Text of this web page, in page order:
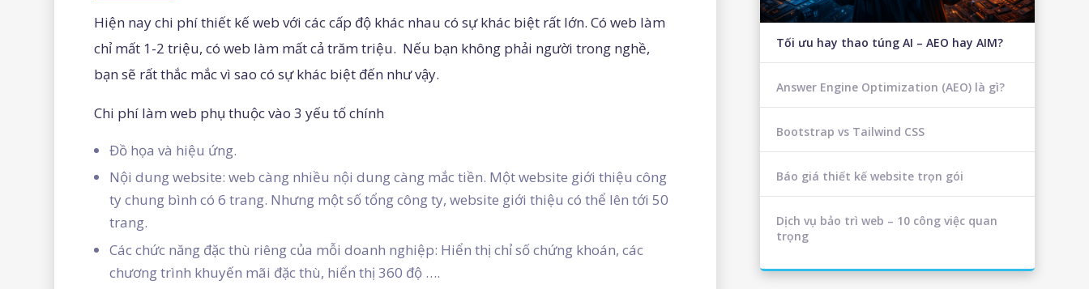
Hiện nay chi phí thiết kế web với các cấp độ khác nhau có sự khác biệt rất lớn. Có web làm
chỉ mất 1-2 triệu, có web làm mất cả trăm triệu. Nếu bạn không phải người trong nghề,
bạn sẽ rất thắc mắc vì sao có sự khác biệt đến như vậy.
Chi phí làm web phụ thuộc vào 3 yếu tố chính
Đồ họa và hiệu ứng.
Nội dung website: web càng nhiều nội dung càng mắc tiền. Một website giới thiệu công
ty chung bình có 6 trang. Nhưng một số tổng công ty, website giới thiệu có thể lên tới 50
trang.
Các chức năng đặc thù riêng của mỗi doanh nghiệp: Hiển thị chỉ số chứng khoán, các
chương trình khuyến mãi đặc thù, hiển thị 360 độ ….
Tối ưu hay thao túng AI – AEO hay AIM?
Answer Engine Optimization (AEO) là gì?
Bootstrap vs Tailwind CSS
Báo giá thiết kế website trọn gói
Dịch vụ bảo trì web – 10 công việc quan
trọng